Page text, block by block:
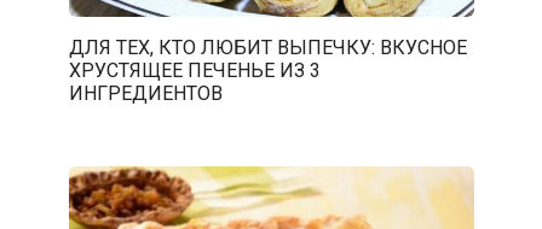
ДЛЯ ТЕХ, КТО ЛЮБИТ ВЫПЕЧКУ: ВКУСНОЕ
ХРУСТЯЩЕЕ ПЕЧЕНЬЕ ИЗ 3
ИНГРЕДИЕНТОВ